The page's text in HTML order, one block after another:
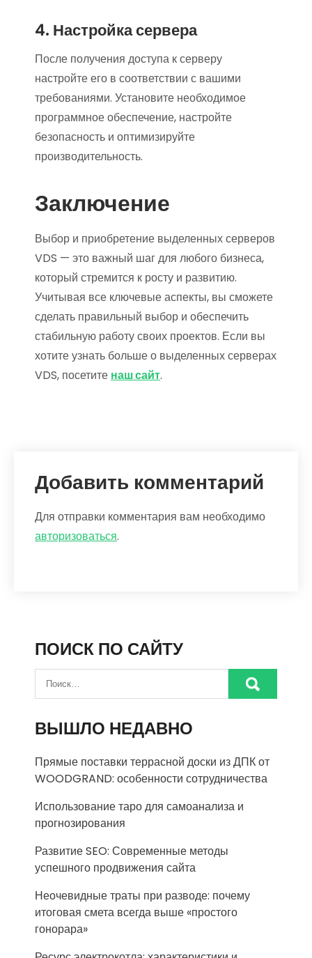
4. Настройка сервера
После получения доступа к серверу
настройте его в соответствии с вашими
требованиями. Установите необходимое
программное обеспечение, настройте
безопасность и оптимизируйте
производительность.
Заключение
Выбор и приобретение выделенных серверов
VDS — это важный шаг для любого бизнеса,
который стремится к росту и развитию.
Учитывая все ключевые аспекты, вы сможете
сделать правильный выбор и обеспечить
стабильную работу своих проектов. Если вы
хотите узнать больше о выделенных серверах
VDS, посетите наш сайт.
Добавить комментарий
Для отправки комментария вам необходимо
авторизоваться.
ПОИСК ПО САЙТУ
ВЫШЛО НЕДАВНО
Прямые поставки террасной доски из ДПК от
WOODGRAND: особенности сотрудничества
Использование таро для самоанализа и
прогнозирования
Развитие SEO: Современные методы
успешного продвижения сайта
Неочевидные траты при разводе: почему
итоговая смета всегда выше «простого
гонорара»